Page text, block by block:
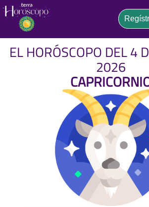
EL HORÓSCOPO DEL 4
2026